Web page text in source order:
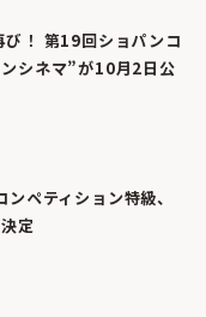
び！ 第19回ショパンコ
シネマ”が10月2日公
ペティション特級、
定